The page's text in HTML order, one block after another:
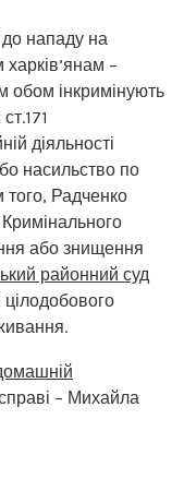
до нападу на
–
обом інкримінують
діяльності
насильство по
того, Радченко
або знищення
районний суд
цілодобового
– Михайла